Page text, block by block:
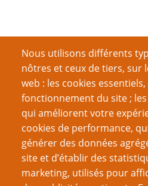
Nous utilisons différents
nôtres et ceux de tiers, sur
web : les cookies
fonctionnement du site ;
qui améliorent votre
cookies de performance,
générer des données
site et d’établir des
marketing, utilisés pour